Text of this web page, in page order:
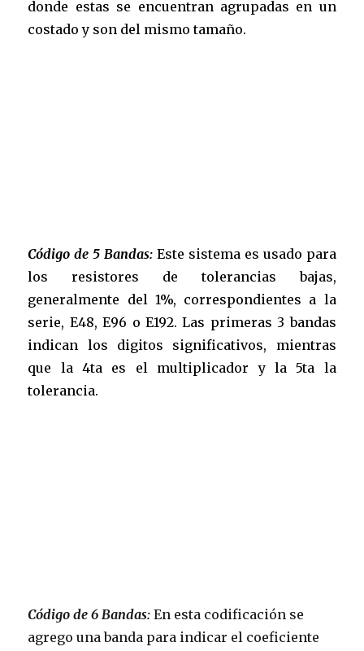
donde estas se encuentran agrupadas en un
costado y son del mismo tamaño.
Código de 5 Bandas: Este sistema es usado para
los resistores de tolerancias bajas,
generalmente del 1%, correspondientes a la
serie, E48, E96 o E192. Las primeras 3 bandas
indican los digitos significativos, mientras
que la 4ta es el multiplicador y la 5ta la
tolerancia.
Código de 6 Bandas: En esta codificación se
agrego una banda para indicar el coeficiente